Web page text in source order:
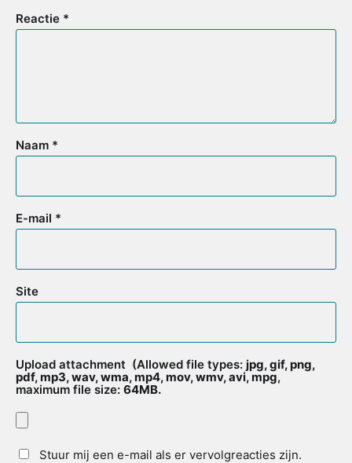
Reactie *
Naam *
E-mail *
Site
Upload attachment (Allowed file types: jpg, gif, png,
pdf, mp3, wav, wma, mp4, mov, wmv, avi, mpg,
maximum file size: 64MB.
Stuur mij een e-mail als er vervolgreacties zijn.